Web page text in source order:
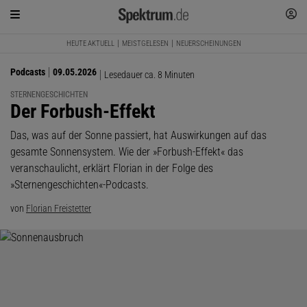
HEUTE AKTUELL MEISTGELESEN NEUERSCHEINUNGEN
Podcasts 09.05.2026 Lesedauer ca. 8 Minuten
STERNENGESCHICHTEN
:
Der Forbush-Effekt
Das, was auf der Sonne passiert, hat Auswirkungen auf das
gesamte Sonnensystem. Wie der »Forbush-Effekt« das
veranschaulicht, erklärt Florian in der Folge des
»Sternengeschichten«-Podcasts.
von Florian Freistetter